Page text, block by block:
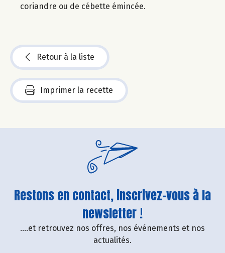
coriandre ou de cébette émincée.
Retour à la liste
Imprimer la recette
Restons en contact, inscrivez-vous à la
newsletter !
....et retrouvez nos offres, nos événements et nos
actualités.